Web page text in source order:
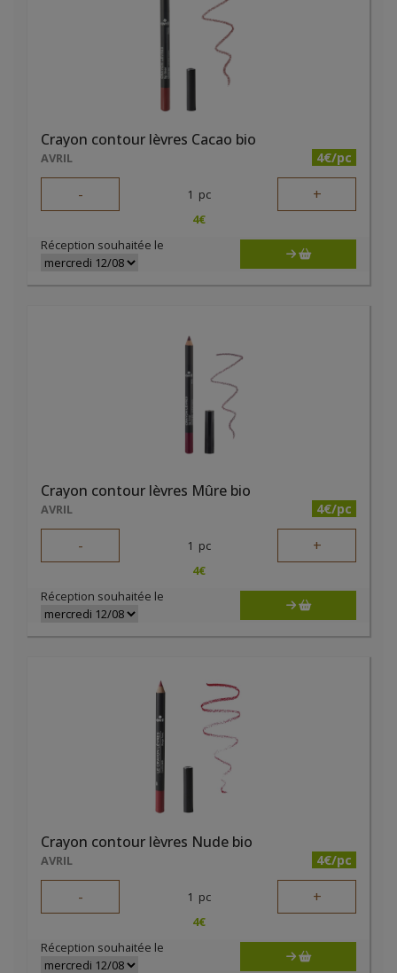
Crayon contour lèvres Cacao bio
AVRIL 4€/pc
- 1 pc +
4€
Réception souhaitée le
Crayon contour lèvres Mûre bio
AVRIL 4€/pc
- 1 pc +
4€
Réception souhaitée le
Crayon contour lèvres Nude bio
AVRIL 4€/pc
- 1 pc +
4€
Réception souhaitée le